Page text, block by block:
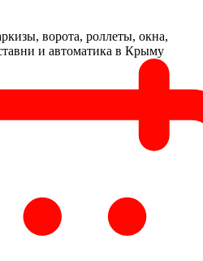
ворота, роллеты, окна,
и автоматика в Крыму